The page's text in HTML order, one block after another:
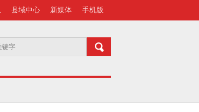
县域中心 新媒体 手机版